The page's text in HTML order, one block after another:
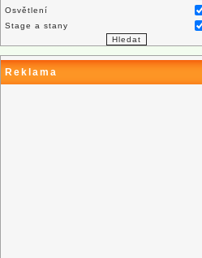
Osvětlení
Stage a stany
Reklama